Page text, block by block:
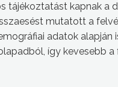
tájékoztatást kapnak a
mutatott a
adatok
így kevesebb